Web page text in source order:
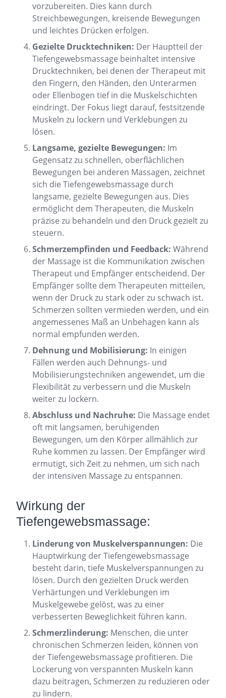
vorzubereiten. Dies kann durch
Streichbewegungen, kreisende Bewegungen
und leichtes Drücken erfolgen.
Gezielte Drucktechniken: Der Hauptteil der
Tiefengewebsmassage beinhaltet intensive
Drucktechniken, bei denen der Therapeut mit
den Fingern, den Händen, den Unterarmen
oder Ellenbogen tief in die Muskelschichten
eindringt. Der Fokus liegt darauf, festsitzende
Muskeln zu lockern und Verklebungen zu
lösen.
Langsame, gezielte Bewegungen: Im
Gegensatz zu schnellen, oberflächlichen
Bewegungen bei anderen Massagen, zeichnet
sich die Tiefengewebsmassage durch
langsame, gezielte Bewegungen aus. Dies
ermöglicht dem Therapeuten, die Muskeln
präzise zu behandeln und den Druck gezielt zu
steuern.
Schmerzempfinden und Feedback: Während
der Massage ist die Kommunikation zwischen
Therapeut und Empfänger entscheidend. Der
Empfänger sollte dem Therapeuten mitteilen,
wenn der Druck zu stark oder zu schwach ist.
Schmerzen sollten vermieden werden, und ein
angemessenes Maß an Unbehagen kann als
normal empfunden werden.
Dehnung und Mobilisierung: In einigen
Fällen werden auch Dehnungs- und
Mobilisierungstechniken angewendet, um die
Flexibilität zu verbessern und die Muskeln
weiter zu lockern.
Abschluss und Nachruhe: Die Massage endet
oft mit langsamen, beruhigenden
Bewegungen, um den Körper allmählich zur
Ruhe kommen zu lassen. Der Empfänger wird
ermutigt, sich Zeit zu nehmen, um sich nach
der intensiven Massage zu entspannen.
Wirkung der
Tiefengewebsmassage:
Linderung von Muskelverspannungen: Die
Hauptwirkung der Tiefengewebsmassage
besteht darin, tiefe Muskelverspannungen zu
lösen. Durch den gezielten Druck werden
Verhärtungen und Verklebungen im
Muskelgewebe gelöst, was zu einer
verbesserten Beweglichkeit führen kann.
Schmerzlinderung: Menschen, die unter
chronischen Schmerzen leiden, können von
der Tiefengewebsmassage profitieren. Die
Lockerung von verspannten Muskeln kann
dazu beitragen, Schmerzen zu reduzieren oder
zu lindern.